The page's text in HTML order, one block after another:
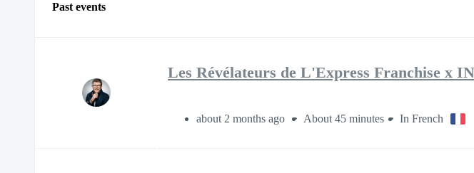
Past events
Les Révélateurs de L'Express Franchise x
about 2 months ago About 45 minutes In French